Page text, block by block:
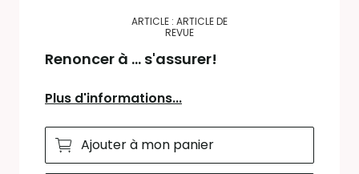
ARTICLE : ARTICLE DE
REVUE
Renoncer à ... s'assurer!
Plus d'informations...
Ajouter à mon panier